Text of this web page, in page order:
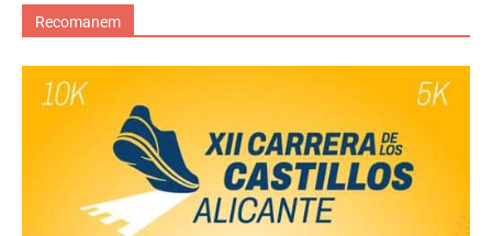
Recomanem